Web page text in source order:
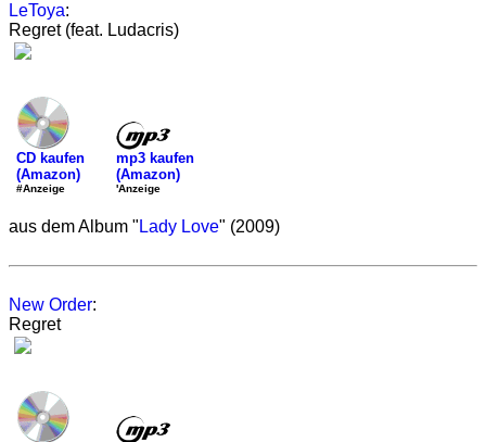
LeToya:
Regret (feat. Ludacris)
CD kaufen
(Amazon)
#Anzeige
mp3 kaufen
(Amazon)
'Anzeige
aus dem Album " Lady Love" (2009)
New Order:
Regret